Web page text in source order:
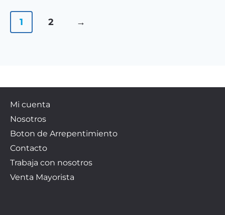
1 2 →
Mi cuenta
Nosotros
Boton de Arrepentimiento
Contacto
Trabaja con nosotros
Venta Mayorista